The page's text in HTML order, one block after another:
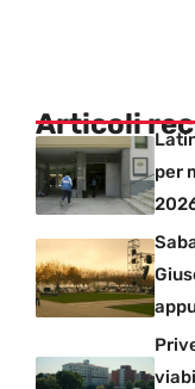
Articoli
per